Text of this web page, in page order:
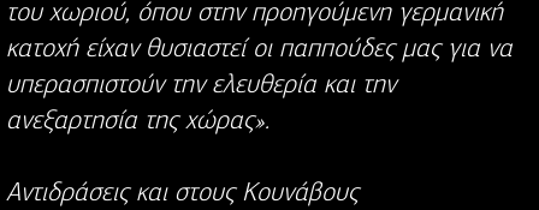
του χωριού, όπου στην προηγούμενη γερμανική
κατοχή είχαν θυσιαστεί οι παππούδες μας για να
υπερασπιστούν την ελευθερία και την
ανεξαρτησία της χώρας».
Αντιδράσεις και στους Κουνάβους